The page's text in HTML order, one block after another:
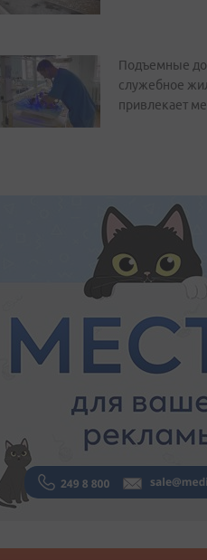
Подъемные
служебное
привлекает